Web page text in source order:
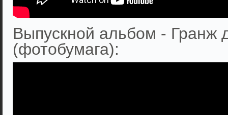
Выпускной альбом - Гранж
(фотобумага):